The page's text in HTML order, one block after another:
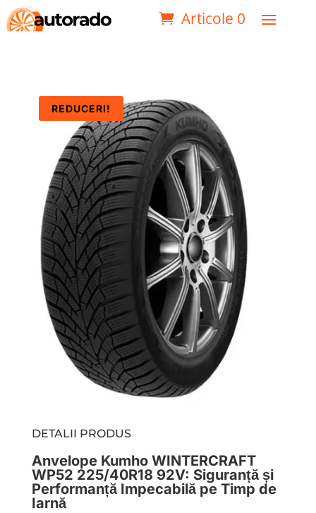
Articole 0
REDUCERI!
DETALII PRODUS
Anvelope Kumho WINTERCRAFT
WP52 225/40R18 92V: Siguranță și
Performanță Impecabilă pe Timp de
Iarnă